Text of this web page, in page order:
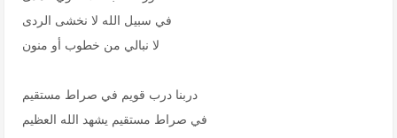
في سبيل الله لا نخشى الردى
لا نبالي من خطوب أو منون
دربنا درب قويم في صراط مستقيم
في صراط مستقيم يشهد الله العظيم